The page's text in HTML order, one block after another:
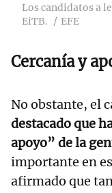
Los candidatos a
EiTB.
EFE
Cercanía y
No obstante, el
destacado que
apoyo” de la
importante en
afirmado que